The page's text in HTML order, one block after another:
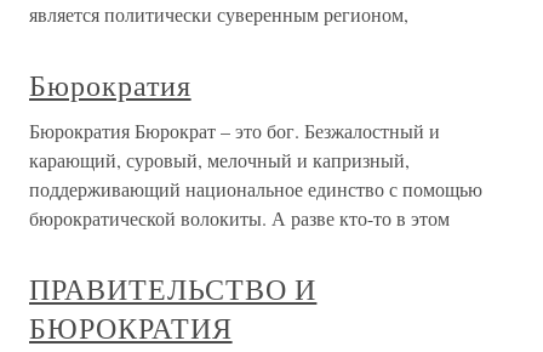
является политически суверенным регионом,
Бюрократия
Бюрократия Бюрократ – это бог. Безжалостный и
карающий, суровый, мелочный и капризный,
поддерживающий национальное единство с помощью
бюрократической волокиты. А разве кто-то в этом
ПРАВИТЕЛЬСТВО И
БЮРОКРАТИЯ